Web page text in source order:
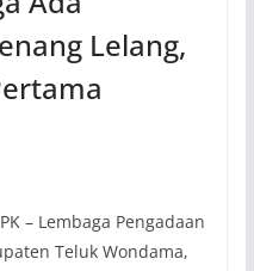
Lelang,
– Lembaga Pengadaan
Teluk Wondama,